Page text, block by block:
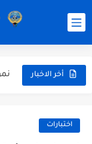
أخر الاخبار
اختبارات